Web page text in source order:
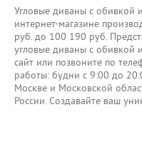
Угловые диваны с обивкой
интернет-магазине
руб. до 100 190 руб.
угловые диваны с обивкой
сайт или позвоните по
работы: будни с 9:00 до
Москве и Московской
России. Создавайте ваш